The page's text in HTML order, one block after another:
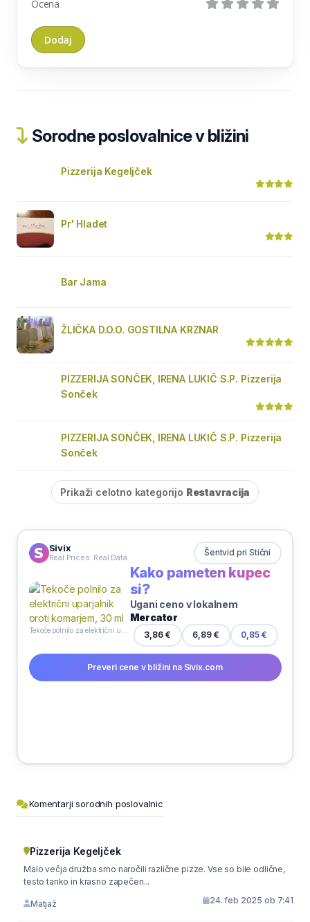
Ocena
Sorodne poslovalnice v bližini
Pizzerija Kegeljček
Pr' Hladet
Bar Jama
ŽLIČKA D.O.O. GOSTILNA KRZNAR
PIZZERIJA SONČEK, IRENA LUKIČ S.P. Pizzerija
Sonček
PIZZERIJA SONČEK, IRENA LUKIČ S.P. Pizzerija
Sonček
Prikaži celotno kategorijo Restavracija
Sivix
Real Prices. Real Data Šentvid pri Stični
Kako pameten kupec
si?
Ugani ceno v lokalnem
Mercator
3,86 € 6,89 € 0,85 €
Preveri cene v bližini na Sivix.com
Komentarji sorodnih poslovalnic
Pizzerija Kegeljček
Malo večja družba smo naročili različne pizze. Vse so bile odlične,
testo tanko in krasno zapečen...
Matjaž 24. feb 2025 ob 7:41